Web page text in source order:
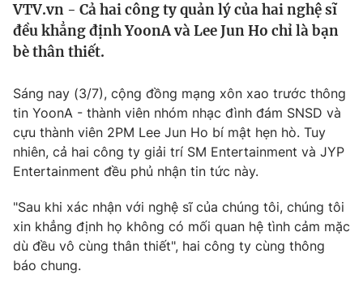
Thế giới
Tin tức
Câu chuyện quốc tế
Kinh tế
Tài chính
Thị trường
Góc doanh nghiệp
Dữ liệu và đời sống
Truyền hình
Hậu trường
Nhân vật
Giải trí
Điện ảnh
Âm nhạc
Đời sống
VTV.vn - Cả hai công ty quản lý của hai nghệ sĩ
đều khẳng định YoonA và Lee Jun Ho chỉ là bạn
bè thân thiết.
Sáng nay (3/7), cộng đồng mạng xôn xao trước thông
tin YoonA - thành viên nhóm nhạc đình đám SNSD và
cựu thành viên 2PM Lee Jun Ho bí mật hẹn hò. Tuy
nhiên, cả hai công ty giải trí SM Entertainment và JYP
Entertainment đều phủ nhận tin tức này.
"Sau khi xác nhận với nghệ sĩ của chúng tôi, chúng tôi
xin khẳng định họ không có mối quan hệ tình cảm mặc
dù đều vô cùng thân thiết", hai công ty cùng thông
báo chung.